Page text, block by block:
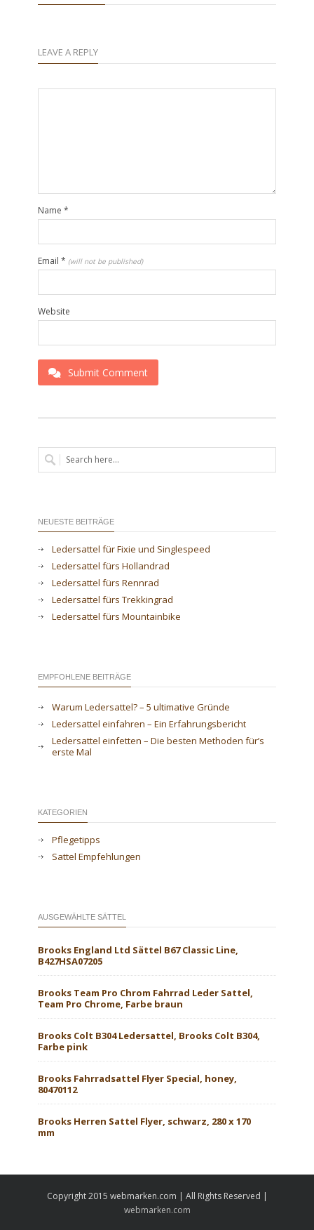
LEAVE A REPLY
Name *
Email * (will not be published)
Website
Submit Comment
NEUESTE BEITRÄGE
Ledersattel für Fixie und Singlespeed
Ledersattel fürs Hollandrad
Ledersattel fürs Rennrad
Ledersattel fürs Trekkingrad
Ledersattel fürs Mountainbike
EMPFOHLENE BEITRÄGE
Warum Ledersattel? – 5 ultimative Gründe
Ledersattel einfahren – Ein Erfahrungsbericht
Ledersattel einfetten – Die besten Methoden für’s
erste Mal
KATEGORIEN
Pflegetipps
Sattel Empfehlungen
AUSGEWÄHLTE SÄTTEL
Brooks England Ltd Sättel B67 Classic Line,
B427HSA07205
Brooks Team Pro Chrom Fahrrad Leder Sattel,
Team Pro Chrome, Farbe braun
Brooks Colt B304 Ledersattel, Brooks Colt B304,
Farbe pink
Brooks Fahrradsattel Flyer Special, honey,
80470112
Brooks Herren Sattel Flyer, schwarz, 280 x 170
mm
Copyright 2015 webmarken.com | All Rights Reserved |
webmarken.com